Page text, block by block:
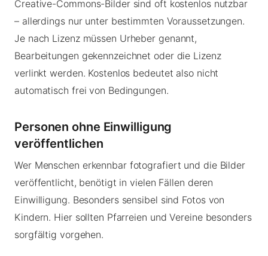
Creative-Commons-Bilder sind oft kostenlos nutzbar
– allerdings nur unter bestimmten Voraussetzungen.
Je nach Lizenz müssen Urheber genannt,
Bearbeitungen gekennzeichnet oder die Lizenz
verlinkt werden. Kostenlos bedeutet also nicht
automatisch frei von Bedingungen.
Personen ohne Einwilligung
veröffentlichen
Wer Menschen erkennbar fotografiert und die Bilder
veröffentlicht, benötigt in vielen Fällen deren
Einwilligung. Besonders sensibel sind Fotos von
Kindern. Hier sollten Pfarreien und Vereine besonders
sorgfältig vorgehen.